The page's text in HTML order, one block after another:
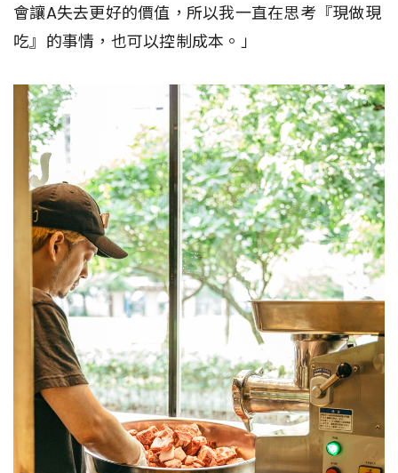
會讓A失去更好的價值，所以我一直在思考『現做現
吃』的事情，也可以控制成本。」